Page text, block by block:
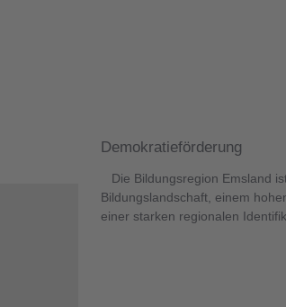
Demokratieförderung
Die Bildungsregion Emsland
Bildungslandschaft, einem
einer starken regionalen